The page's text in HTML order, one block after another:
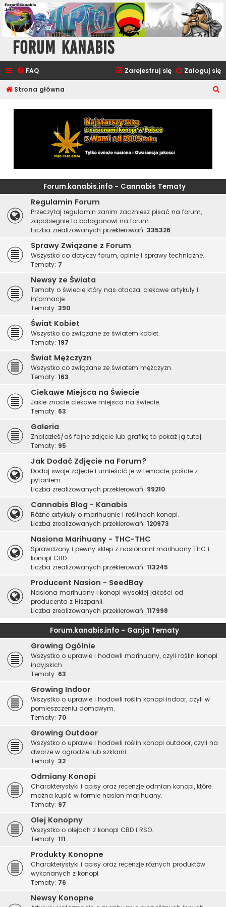
Forum Kanabis
FAQ Zaloguj się
Zarejestruj się
Strona główna
Forum.kanabis.info - Cannabis Tematy
Regulamin Forum
Przeczytaj regulamin zanim zaczniesz pisać na forum,
zapobiegnie to bałaganowi na forum.
Liczba zrealizowanych przekierowań: 335326
Sprawy Związane z Forum
Wszystko co dotyczy forum, opinie i sprawy techniczne.
Tematy: 7
Newsy ze Świata
Tematy o świecie który nas otacza, ciekawe artykuły i
informacje.
Tematy: 390
Świat Kobiet
Wszystko co związane ze światem kobiet.
Tematy: 197
Świat Mężczyzn
Wszystko co związane ze światem mężczyzn.
Tematy: 163
Ciekawe Miejsca na Świecie
Jakie znacie ciekawe miejsca na świecie.
Tematy: 63
Galeria
Znalazłeś/aś fajne zdjęcie lub grafikę to pokaż ją tutaj.
Tematy: 95
Jak Dodać Zdjęcie na Forum?
Dodaj swoje zdjęcie i umieścić je w temacie, poście z
pytaniem.
Liczba zrealizowanych przekierowań: 99210
Cannabis Blog - Kanabis
Różne artykuły o marihuanie i roślinach konopi.
Liczba zrealizowanych przekierowań: 120973
Nasiona Marihuany - THC-THC
Sprawdzony i pewny sklep z nasionami marihuany THC i
konopi CBD.
Liczba zrealizowanych przekierowań: 113245
Producent Nasion - SeedBay
Nasiona marihuany i konopi wysokiej jakości od
producenta z Hiszpanii.
Liczba zrealizowanych przekierowań: 117998
Forum.kanabis.info - Ganja Tematy
Growing Ogólnie
Wszystko o uprawie i hodowli marihuany, czyli roślin konopi
indyjskich.
Tematy: 63
Growing Indoor
Wszystko o uprawie i hodowli roślin konopi indoor, czyli w
pomieszczeniu domowym.
Tematy: 70
Growing Outdoor
Wszystko o uprawie i hodowli roślin konopi outdoor, czyli na
dworze w ogrodzie lub szklarni.
Tematy: 32
Odmiany Konopi
Charakterystyki i opisy oraz recenzje odmian konopi, które
można kupić w formie nasion marihuany.
Tematy: 97
Olej Konopny
Wszystko o olejach z konopi CBD i RSO.
Tematy: 111
Produkty Konopne
Charakterystyki i opisy oraz recenzje różnych produktów
wykonanych z konopi.
Tematy: 76
Newsy Konopne